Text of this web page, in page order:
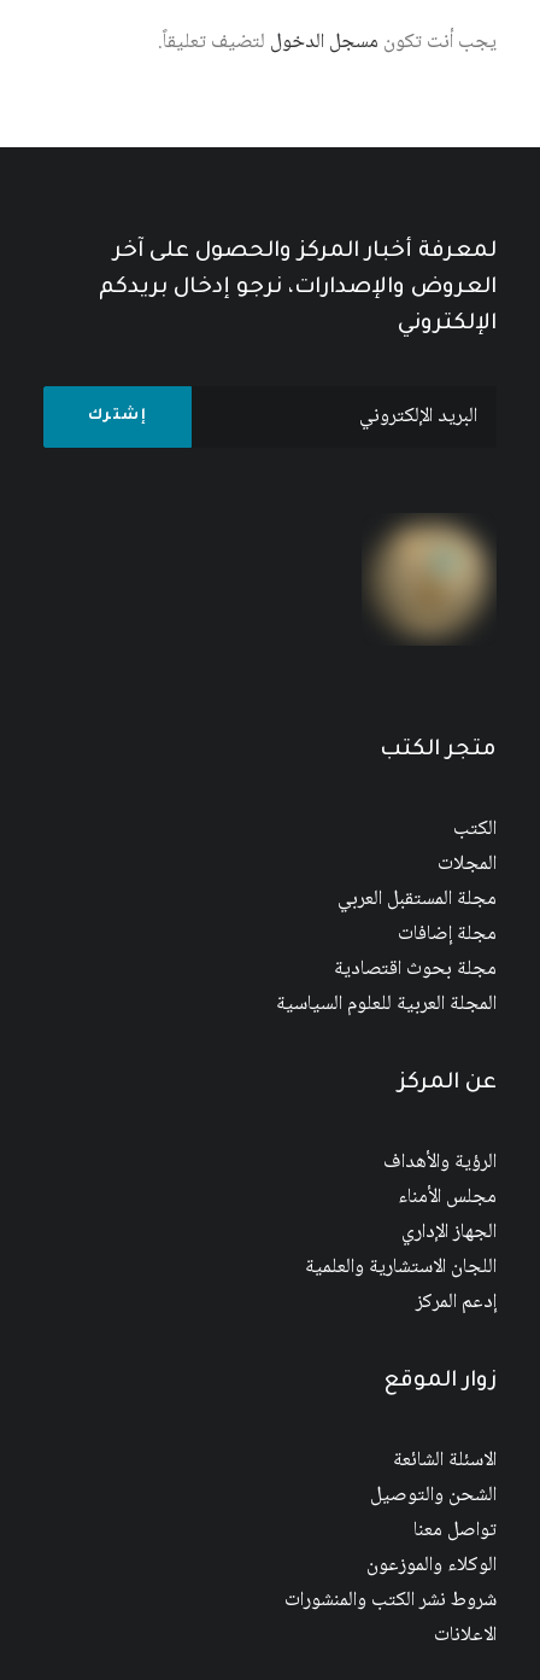
7 أغسطس، 2026
يجب أنت تكون مسجل الدخول لتضيف تعليقاً.
لمعرفة أخبار المركز والحصول على آخر
العروض والإصدارات، نرجو إدخال بريدكم
الإلكتروني
متجر الكتب
الكتب
المجلات
مجلة المستقبل العربي
مجلة إضافات
مجلة بحوث اقتصادية
المجلة العربية للعلوم السياسية
عن المركز
الرؤية والأهداف
مجلس الأمناء
الجهاز الإداري
اللجان الاستشارية والعلمية
إدعم المركز
زوار الموقع
الاسئلة الشائعة
الشحن والتوصيل
تواصل معنا
الوكلاء والموزعون
شروط نشر الكتب والمنشورات
الاعلانات